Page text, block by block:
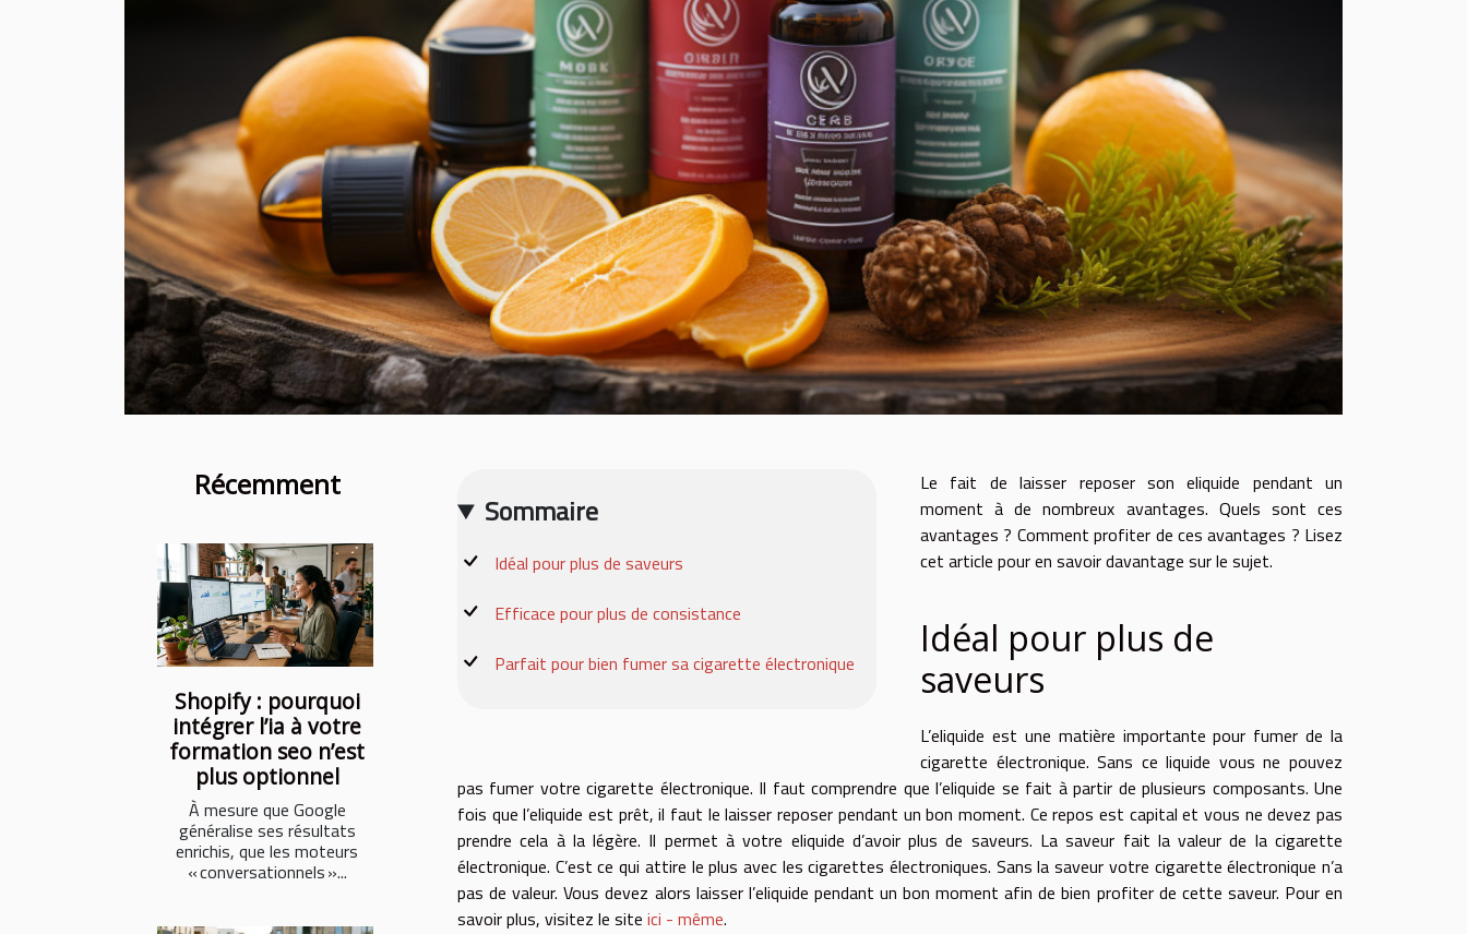
Récemment
Shopify : pourquoi
intégrer l’ia à votre
formation seo n’est
plus optionnel
À mesure que Google
généralise ses résultats
enrichis, que les moteurs
« conversationnels »...
Sommaire
Idéal pour plus de saveurs
Efficace pour plus de consistance
Parfait pour bien fumer sa cigarette électronique
Le fait de laisser reposer son eliquide pendant un
moment à de nombreux avantages. Quels sont ces
avantages ? Comment profiter de ces avantages ? Lisez
cet article pour en savoir davantage sur le sujet.
Idéal pour plus de
saveurs
L’eliquide est une matière importante pour fumer de la
cigarette électronique. Sans ce liquide vous ne pouvez
pas fumer votre cigarette électronique. Il faut comprendre que l’eliquide se fait à partir de plusieurs composants. Une
fois que l’eliquide est prêt, il faut le laisser reposer pendant un bon moment. Ce repos est capital et vous ne devez pas
prendre cela à la légère. Il permet à votre eliquide d’avoir plus de saveurs. La saveur fait la valeur de la cigarette
électronique. C’est ce qui attire le plus avec les cigarettes électroniques. Sans la saveur votre cigarette électronique n’a
pas de valeur. Vous devez alors laisser l’eliquide pendant un bon moment afin de bien profiter de cette saveur. Pour en
savoir plus, visitez le site ici - même.